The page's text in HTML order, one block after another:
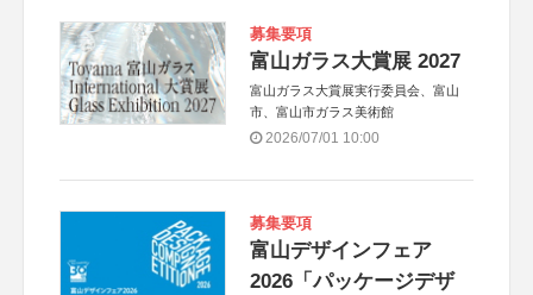
募集要項
富山ガラス大賞展 2027
富山ガラス大賞展実行委員会、富山
市、富山市ガラス美術館
2026/07/01 10:00
募集要項
富山デザインフェア
2026「パッケージデザ